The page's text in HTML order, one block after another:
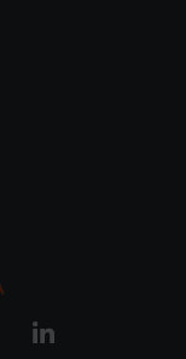
YouTube